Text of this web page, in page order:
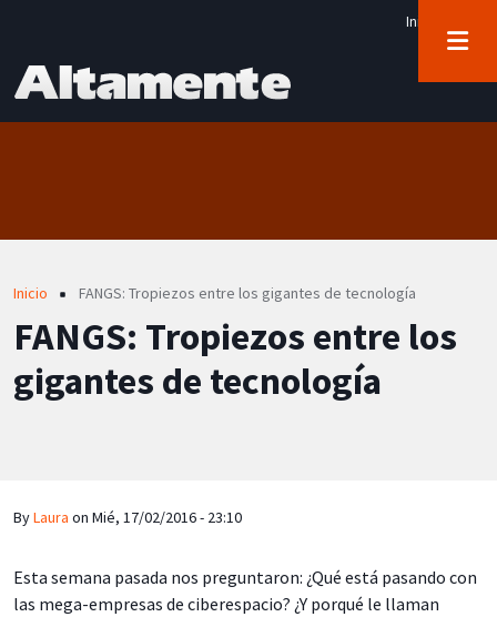
User account menu
Iniciar sesión
Sobrescribir enlaces de ayuda a
Inicio FANGS: Tropiezos entre los gigantes de tecnología
FANGS: Tropiezos entre los
gigantes de tecnología
ByLaura on Mié, 17/02/2016 - 23:10
Esta semana pasada nos preguntaron: ¿Qué está pasando con
las mega-empresas de ciberespacio? ¿Y porqué le llaman